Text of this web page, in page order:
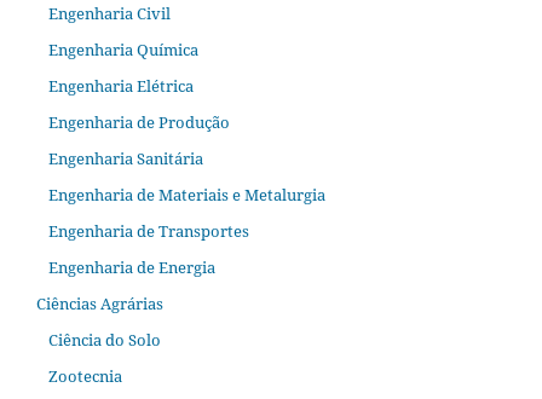
Engenharia Civil
Engenharia Química
Engenharia Elétrica
Engenharia de Produção
Engenharia Sanitária
Engenharia de Materiais e Metalurgia
Engenharia de Transportes
Engenharia de Energia
Ciências Agrárias
Ciência do Solo
Zootecnia